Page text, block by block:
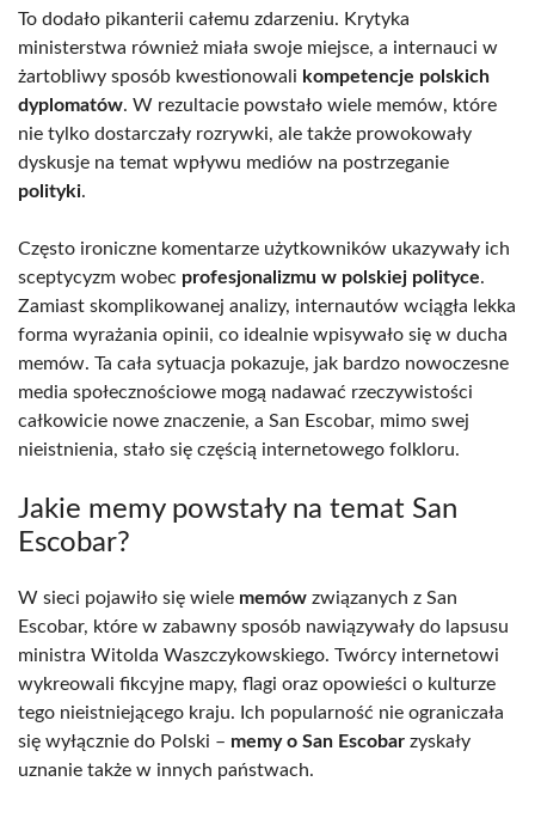
To dodało pikanterii całemu zdarzeniu. Krytyka
ministerstwa również miała swoje miejsce, a internauci w
żartobliwy sposób kwestionowali kompetencje polskich
dyplomatów. W rezultacie powstało wiele memów, które
nie tylko dostarczały rozrywki, ale także prowokowały
dyskusje na temat wpływu mediów na postrzeganie
polityki.
Często ironiczne komentarze użytkowników ukazywały ich
sceptycyzm wobec profesjonalizmu w polskiej polityce.
Zamiast skomplikowanej analizy, internautów wciągła lekka
forma wyrażania opinii, co idealnie wpisywało się w ducha
memów. Ta cała sytuacja pokazuje, jak bardzo nowoczesne
media społecznościowe mogą nadawać rzeczywistości
całkowicie nowe znaczenie, a San Escobar, mimo swej
nieistnienia, stało się częścią internetowego folkloru.
Jakie memy powstały na temat San
Escobar?
W sieci pojawiło się wiele memów związanych z San
Escobar, które w zabawny sposób nawiązywały do lapsusu
ministra Witolda Waszczykowskiego. Twórcy internetowi
wykreowali fikcyjne mapy, flagi oraz opowieści o kulturze
tego nieistniejącego kraju. Ich popularność nie ograniczała
się wyłącznie do Polski – memy o San Escobar zyskały
uznanie także w innych państwach.